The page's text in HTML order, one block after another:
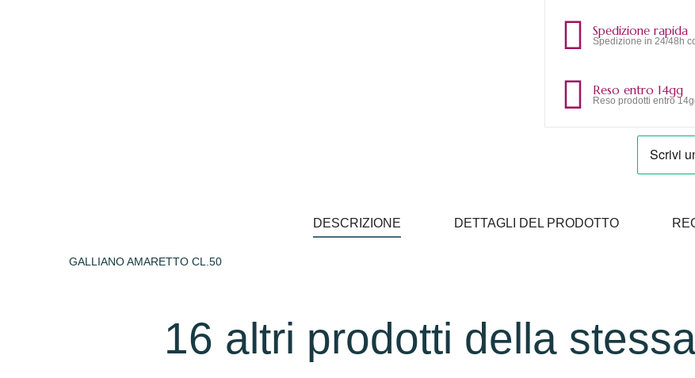
Spedizione rapida
Spedizione in 24/48h
Reso entro 14gg
Reso prodotti entro
DESCRIZIONE DETTAGLI DEL PRODOTTO
GALLIANO AMARETTO CL.50
16 altri prodotti della